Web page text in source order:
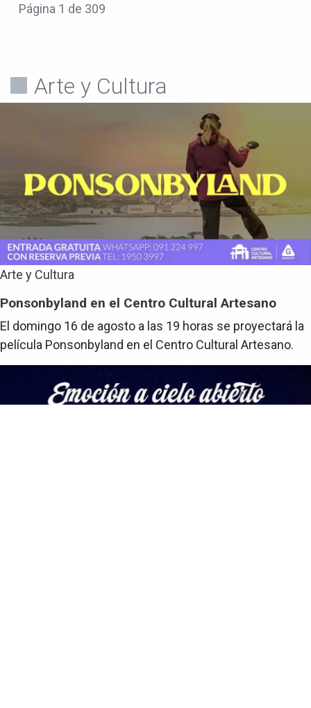
Página 1 de 309
Arte y Cultura
Arte y Cultura
Ponsonbyland en el Centro Cultural Artesano
El domingo 16 de agosto a las 19 horas se proyectará la
película Ponsonbyland en el Centro Cultural Artesano.